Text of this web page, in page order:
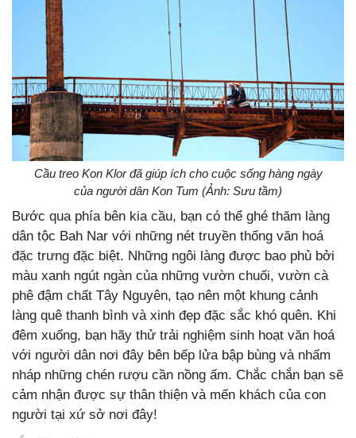
Cầu treo Kon Klor đã giúp ích cho cuộc sống hàng ngày
của người dân Kon Tum (Ảnh: Sưu tầm)
Bước qua phía bên kia cầu, bạn có thể ghé thăm làng
dân tộc Bah Nar với những nét truyền thống văn hoá
đặc trưng đặc biệt. Những ngôi làng được bao phủ bởi
màu xanh ngút ngàn của những vườn chuối, vườn cà
phê đậm chất Tây Nguyên, tạo nên một khung cảnh
làng quê thanh bình và xinh đẹp đặc sắc khó quên. Khi
đêm xuống, bạn hãy thử trải nghiệm sinh hoạt văn hoá
với người dân nơi đây bên bếp lửa bập bùng và nhấm
nháp những chén rượu cần nồng ấm. Chắc chắn bạn sẽ
cảm nhận được sự thân thiện và mến khách của con
người tại xứ sở nơi đây!